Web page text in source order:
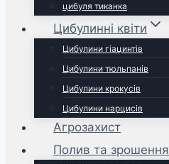
цибуля тиканка
Цибулинні квіти
Цибулини гіацинтів
Цибулини тюльпанів
Цибулини крокусів
Цибулини нарцисів
Агрозахист
Полив та зрошення